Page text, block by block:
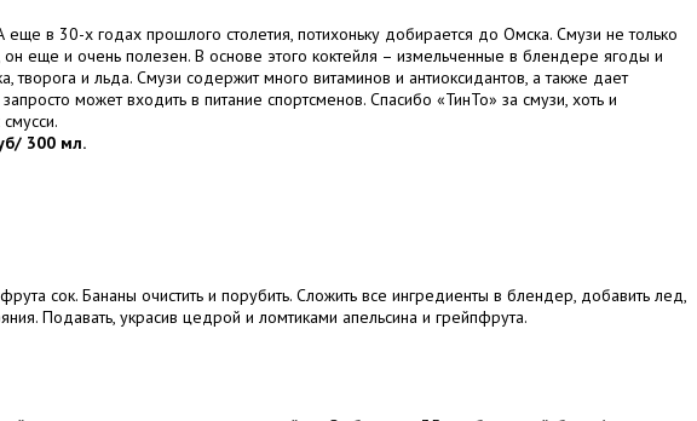
в 30-х годах прошлого столетия, потихоньку добирается до Омска. Смузи не только
еще и очень полезен. В основе этого коктейля – измельченные в блендере ягоды и
и льда. Смузи содержит много витаминов и антиоксидантов, а также дает
может входить в питание спортсменов. Спасибо «ТинТо» за смузи, хоть и
300 мл.
сок. Бананы очистить и порубить. Сложить все ингредиенты в блендер, добавить лед,
Подавать, украсив цедрой и ломтиками апельсина и грейпфрута.